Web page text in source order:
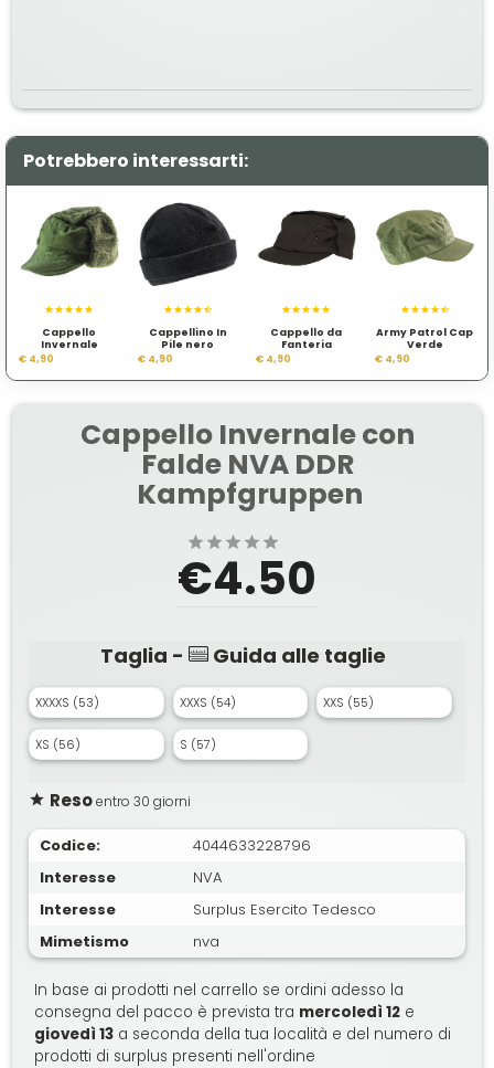
Potrebbero interessarti:
Cappello
Invernale
Svedese
€ 4,90
Cappellino In
Pile nero
€ 4,90
Cappello da
Fanteria
Cecoslovacco
€ 4,90
Army Patrol Cap
Verde
€ 4,90
Cappello Invernale con
Falde NVA DDR
Kampfgruppen
€4.50
Taglia - Guida alle taglie
XXXXS (53) XXXS (54) XXS (55)
XS (56) S (57)
Resoentro 30 giorni
Codice:
4044633228796
Interesse
NVA
Interesse
Surplus Esercito Tedesco
Mimetismo
nva
In base ai prodotti nel carrello se ordini adesso la
consegna del pacco è prevista tra mercoledì 12 e
giovedì 13 a seconda della tua località e del numero di
prodotti di surplus presenti nell'ordine